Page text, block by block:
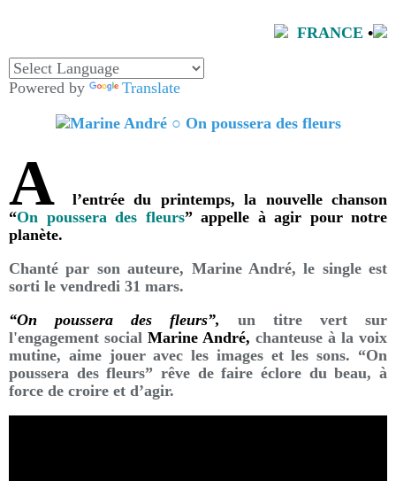
FRANCE •
Powered by Translate
A
l’entrée du printemps, la nouvelle chanson
“On poussera des fleurs” appelle à agir pour notre
planète.
Chanté par son auteure, Marine André, le single est
sorti le vendredi 31 mars.
“On poussera des fleurs”, un titre vert sur
l'engagement social Marine André, chanteuse à la voix
mutine, aime jouer avec les images et les sons. “On
poussera des fleurs” rêve de faire éclore du beau, à
force de croire et d’agir.